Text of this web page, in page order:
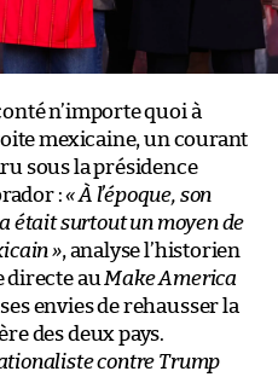
n’importe quoi à
mexicaine, un courant
sous la présidence
:« À l’époque, son
était surtout un moyen de
», analyse l’historien
directe auMake America
envies de rehausser la
des deux pays.
contre Trump